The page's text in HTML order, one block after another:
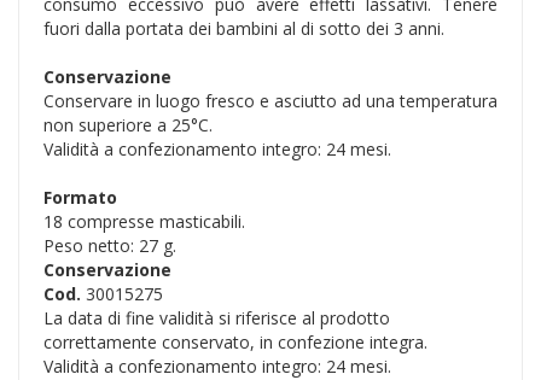
fuori dalla portata dei bambini al di sotto dei 3 anni.
Conservazione
Conservare in luogo fresco e asciutto ad una temperatura
non superiore a 25°C.
Validità a confezionamento integro: 24 mesi.
Formato
18 compresse masticabili.
Peso netto: 27 g.
Conservazione
Cod. 30015275
La data di fine validità si riferisce al prodotto
correttamente conservato, in confezione integra.
Validità a confezionamento integro: 24 mesi.